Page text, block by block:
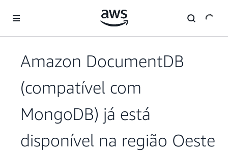
Pular para o conteúdo principal
Amazon DocumentDB
(compatível com
MongoDB) já está
disponível na região Oeste